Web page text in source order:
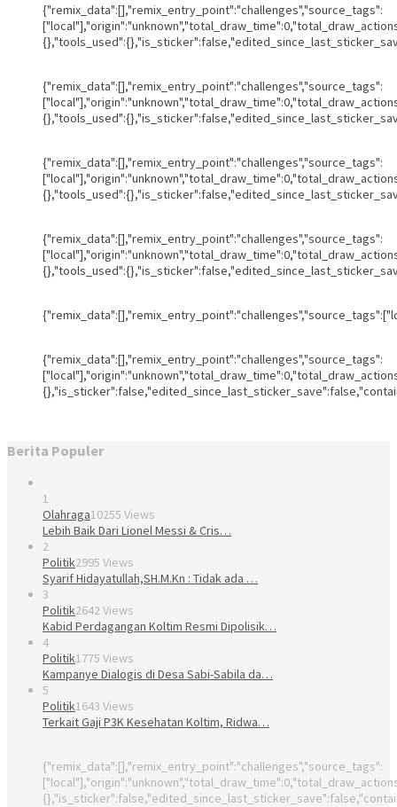
{"remix_data":[],"remix_entry_point":"challenges","source_tags":
{"remix_data":[],"remix_entry_point":"challenges","source_tags":
{"remix_data":[],"remix_entry_point":"challenges","source_tags":
{"remix_data":[],"remix_entry_point":"challenges","source_tags":
{"remix_data":[],"remix_entry_point":"challenges","source_tags":
Berita Populer
1
Olahraga10255 Views
Lebih Baik Dari Lionel Messi & Cris…
2
Politik2995 Views
Syarif Hidayatullah,SH.M.Kn : Tidak ada …
3
Politik2642 Views
Kabid Perdagangan Koltim Resmi Dipolisik…
4
Politik1775 Views
Kampanye Dialogis di Desa Sabi-Sabila da…
5
Politik1643 Views
Terkait Gaji P3K Kesehatan Koltim, Ridwa…
{"remix_data":[],"remix_entry_point":"challenges","source_tags":